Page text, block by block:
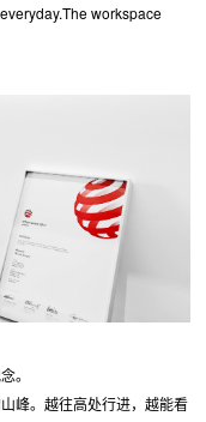
workspace
。
峰。越往高处行进，越能看